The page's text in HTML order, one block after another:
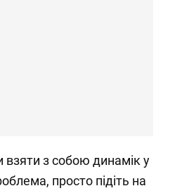
з собою динамік у
просто підіть на